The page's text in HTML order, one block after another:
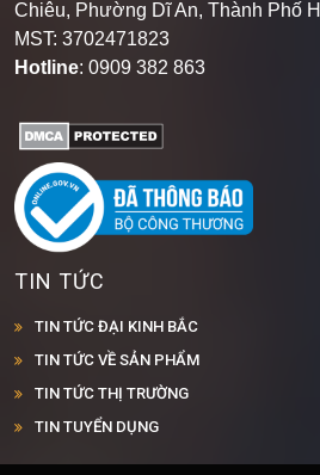
Chiêu, Phường Dĩ An, Thành Phố
MST: 3702471823
Hotline: 0909 382 863
TIN TỨC
TIN TỨC ĐẠI KINH BẮC
TIN TỨC VỀ SẢN PHẨM
TIN TỨC THỊ TRƯỜNG
TIN TUYỂN DỤNG